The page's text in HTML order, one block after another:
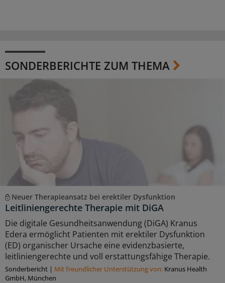
SONDERBERICHTE ZUM THEMA
Neuer Therapieansatz bei erektiler Dysfunktion
Leitliniengerechte Therapie mit DiGA
Die digitale Gesundheitsanwendung (DiGA) Kranus
Edera ermöglicht Patienten mit erektiler Dysfunktion
(ED) organischer Ursache eine evidenzbasierte,
leitliniengerechte und voll erstattungsfähige Therapie.
Sonderbericht | Mit freundlicher Unterstützung von: Kranus Health
GmbH, München